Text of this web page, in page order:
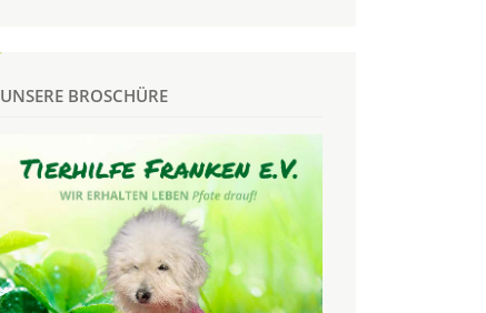
UNSERE BROSCHÜRE